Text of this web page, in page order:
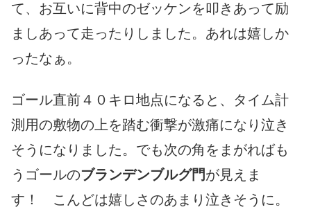
て、お互いに背中のゼッケンを叩きあって励
ましあって走ったりしました。あれは嬉しか
ったなぁ。
ゴール直前４０キロ地点になると、タイム計
測用の敷物の上を踏む衝撃が激痛になり泣き
そうになりました。でも次の角をまがればも
うゴールのブランデンブルグ門が見えま
す！ こんどは嬉しさのあまり泣きそうに。